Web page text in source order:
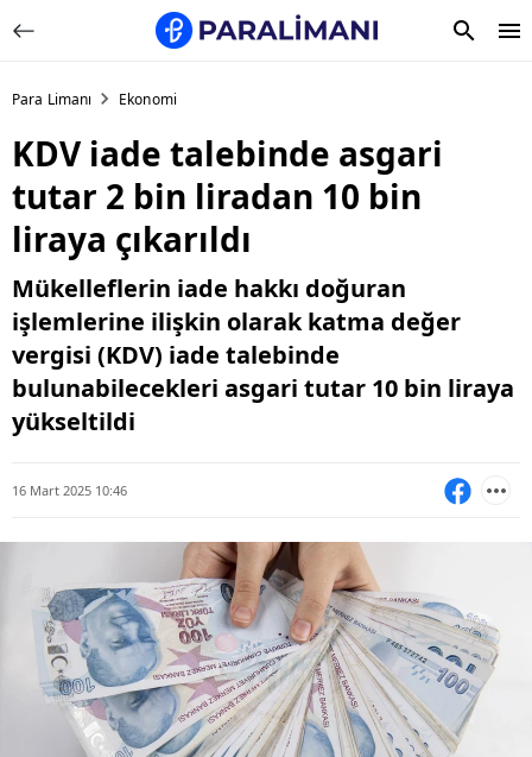
Para Limanı Ekonomi
KDV iade talebinde asgari
tutar 2 bin liradan 10 bin
liraya çıkarıldı
Mükelleflerin iade hakkı doğuran
işlemlerine ilişkin olarak katma değer
vergisi (KDV) iade talebinde
bulunabilecekleri asgari tutar 10 bin liraya
yükseltildi
16 Mart 2025 10:46